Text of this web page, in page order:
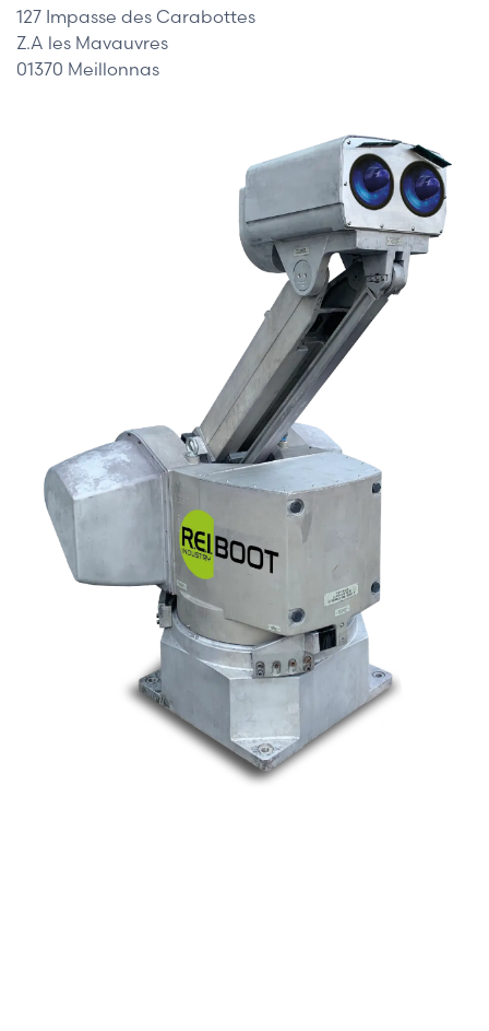
127 Impasse des Carabottes
Z.A les Mavauvres
01370 Meillonnas